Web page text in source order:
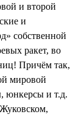
и второй
и
собственной
ракет, во
Причём так,
мировой
юнкерсы и т.д.